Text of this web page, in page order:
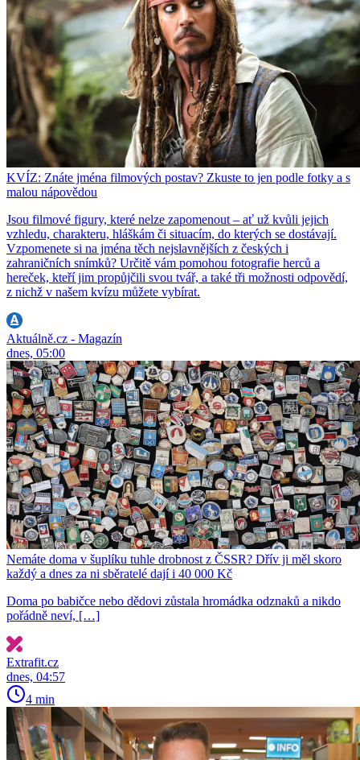
KVÍZ: Znáte jména filmových postav? Zkuste to jen podle fotky a s
malou nápovědou
Jsou filmové figury, které nelze zapomenout – ať už kvůli jejich
vzhledu, charakteru, hláškám či situacím, do kterých se dostávají.
Vzpomenete si na jména těch nejslavnějších z českých i
zahraničních snímků? Určitě vám pomohou fotografie herců a
hereček, kteří jim propůjčili svou tvář, a také tři možnosti odpovědí,
z nichž v našem kvízu můžete vybírat.
Aktuálně.cz - Magazín
dnes, 05:00
Nemáte doma v šuplíku tuhle drobnost z ČSSR? Dřív ji měl skoro
každý a dnes za ni sběratelé dají i 40 000 Kč
Doma po babičce nebo dědovi zůstala hromádka odznaků a nikdo
pořádně neví, […]
Extrafit.cz
dnes, 04:57
4 min